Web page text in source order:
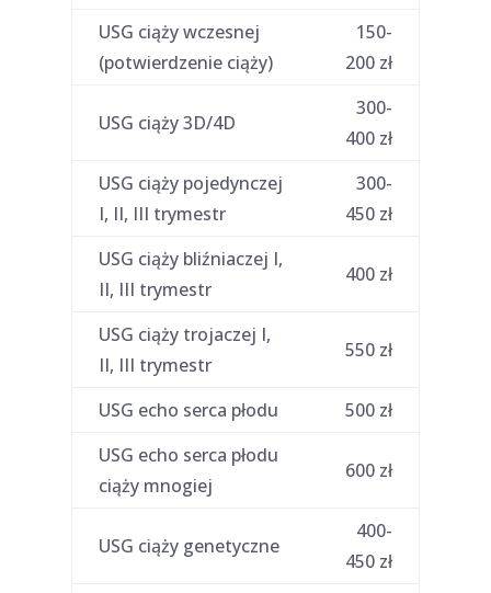
USG ciąży wczesnej
(potwierdzenie ciąży)
150-
200 zł
USG ciąży 3D/4D
300-
400 zł
USG ciąży pojedynczej
I, II, III trymestr
300-
450 zł
USG ciąży bliźniaczej I,
II, III trymestr
400 zł
USG ciąży trojaczej I,
II, III trymestr
550 zł
USG echo serca płodu
500 zł
USG echo serca płodu
ciąży mnogiej
600 zł
USG ciąży genetyczne
400-
450 zł